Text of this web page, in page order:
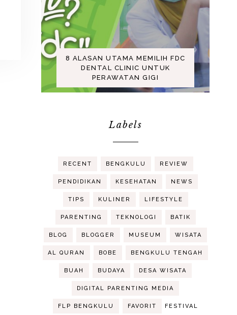
8 ALASAN UTAMA MEMILIH FDC
DENTAL CLINIC UNTUK
PERAWATAN GIGI
Labels
RECENT BENGKULU REVIEW
PENDIDIKAN KESEHATAN NEWS
TIPS KULINER LIFESTYLE
PARENTING TEKNOLOGI BATIK
BLOG BLOGGER MUSEUM WISATA
AL QURAN BOBE BENGKULU TENGAH
BUAH BUDAYA DESA WISATA
DIGITAL PARENTING MEDIA
FLP BENGKULU FAVORIT FESTIVAL